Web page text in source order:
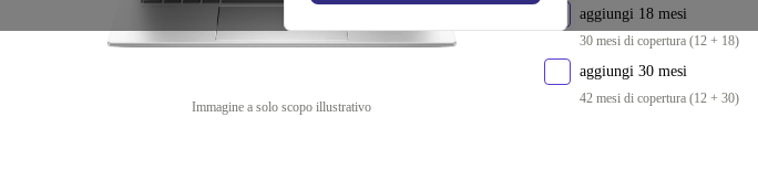
Immagine a solo scopo illustrativo
aggiungi 18 mesi
30 mesi di copertura (12 + 18)
aggiungi 30 mesi
42 mesi di copertura (12 + 30)